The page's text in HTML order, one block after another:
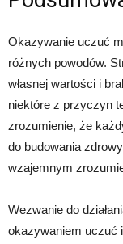
Okazywanie uczuć
różnych powodów.
własnej wartości i
niektóre z przyczyn
zrozumienie, że
do budowania
wzajemnym
Wezwanie do
okazywaniem uczuć